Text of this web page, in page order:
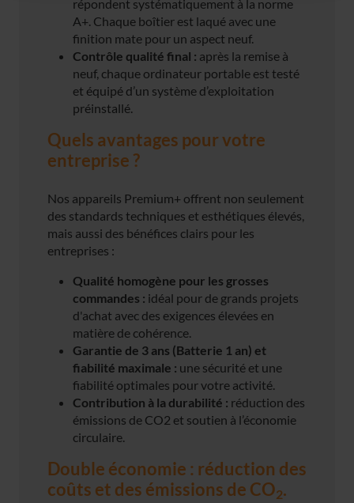
répondent systématiquement à la norme
A+. Chaque boîtier est laqué avec une
finition mate pour un aspect neuf.
Contrôle qualité final : après la remise à
neuf, chaque ordinateur portable est testé
et équipé d’un système d’exploitation
préinstallé.
Quels avantages pour votre
entreprise ?
Nos appareils Premium+ offrent non seulement
des standards techniques et esthétiques élevés,
mais aussi des bénéfices clairs pour les
entreprises :
Qualité homogène pour les grosses
commandes : idéal pour de grands projets
d'achat avec des exigences élevées en
matière de cohérence.
Garantie de 3 ans (Batterie 1 an) et
fiabilité maximale : une sécurité et une
fiabilité optimales pour votre activité.
Contribution à la durabilité : réduction des
émissions de CO2 et soutien à l’économie
circulaire.
Double économie : réduction des
coûts et des émissions de CO2.